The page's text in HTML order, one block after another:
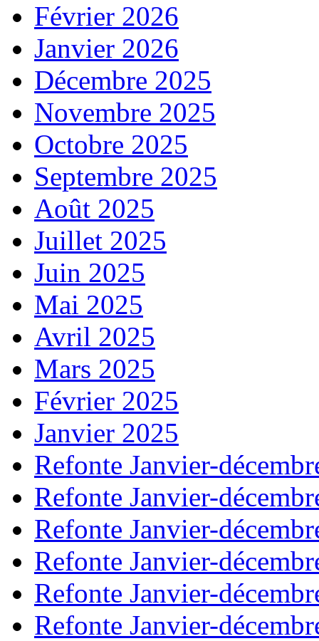
Février 2026
Janvier 2026
Décembre 2025
Novembre 2025
Octobre 2025
Septembre 2025
Août 2025
Juillet 2025
Juin 2025
Mai 2025
Avril 2025
Mars 2025
Février 2025
Janvier 2025
Refonte Janvier-
Refonte Janvier-
Refonte Janvier-
Refonte Janvier-
Refonte Janvier-
Refonte Janvier-